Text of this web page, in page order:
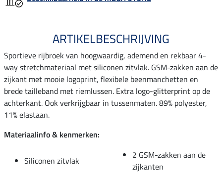
ARTIKELBESCHRIJVING
Sportieve rijbroek van hoogwaardig, ademend en rekbaar 4-
way stretchmateriaal met siliconen zitvlak. GSM-zakken aan de
zijkant met mooie logoprint, flexibele beenmanchetten en
brede tailleband met riemlussen. Extra logo-glitterprint op de
achterkant. Ook verkrijgbaar in tussenmaten. 89% polyester,
11% elastaan.
Materiaalinfo & kenmerken:
Siliconen zitvlak
2 GSM-zakken aan de
zijkanten